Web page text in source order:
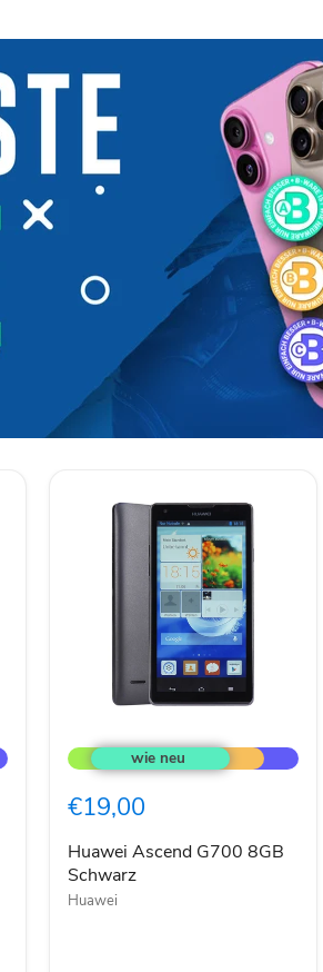
Ascend
G700
Schwarz
€19,00
Huawei Ascend G700 8GB
Schwarz
Huawei